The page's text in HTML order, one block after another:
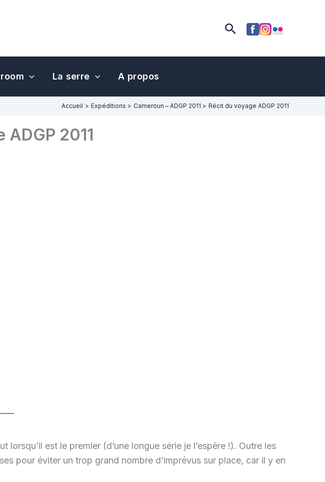
Rechercher
La serre A propos
Accueil Expéditions Cameroun – ADGP 2011 Récit du voyage ADGP 2011
ADGP 2011
est le premier (d’une longue série je l’espère !). Outre les
pour éviter un trop grand nombre d’imprévus sur place, car il y en